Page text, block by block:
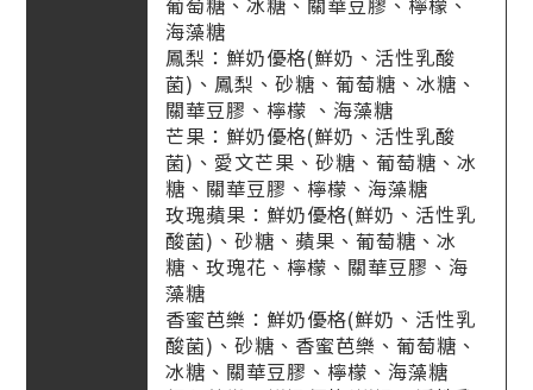
海藻糖
鳳梨：鮮奶優格(鮮奶、活性乳酸
菌)、鳳梨、砂糖、葡萄糖、冰糖、
關華豆膠、檸檬 、海藻糖
芒果：鮮奶優格(鮮奶、活性乳酸
菌)、愛文芒果、砂糖、葡萄糖、冰
糖、關華豆膠、檸檬、海藻糖
玫瑰蘋果：鮮奶優格(鮮奶、活性乳
酸菌)、砂糖、蘋果、葡萄糖、冰
糖、玫瑰花、檸檬、關華豆膠、海
藻糖
香蜜芭樂：鮮奶優格(鮮奶、活性乳
酸菌)、砂糖、香蜜芭樂、葡萄糖、
冰糖、關華豆膠、檸檬、海藻糖